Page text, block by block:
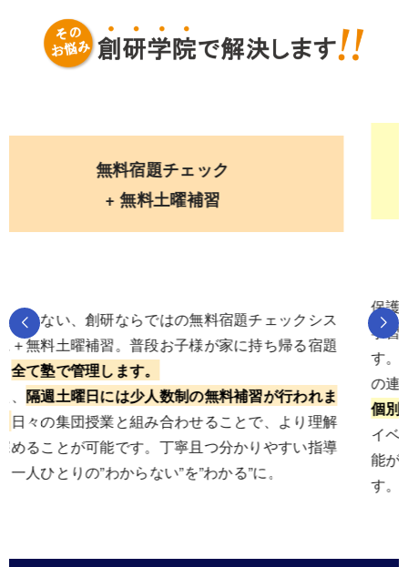
創研専用アプリで
あんしんフォロー体制
保護者と担当講師とで定期的な面談を行い、お子様の
学習状況や進路、ご家庭での様子などお話を伺いま
す。 また、創研専用アプリ“Comiru”が保護者と塾と
の連携をサポート。いつでもComiruを介して講師へ
個別相談ができます。他にも、欠席連絡や説明会等の
イベントの予約、入退室お知らせ通知など、嬉しい機
能がもりだくさんで安心・安全への取り組みも万全で
す。